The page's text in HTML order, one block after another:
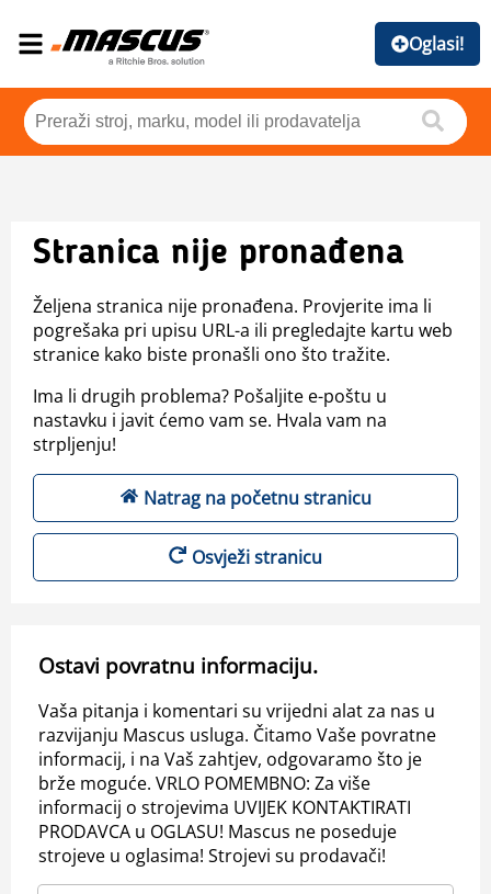
Oglasi!
Stranica nije pronađena
Željena stranica nije pronađena. Provjerite ima li
pogrešaka pri upisu URL-a ili pregledajte kartu web
stranice kako biste pronašli ono što tražite.
Ima li drugih problema? Pošaljite e-poštu u
nastavku i javit ćemo vam se. Hvala vam na
strpljenju!
Natrag na početnu stranicu
Osvježi stranicu
Ostavi povratnu informaciju.
Vaša pitanja i komentari su vrijedni alat za nas u
razvijanju Mascus usluga. Čitamo Vaše povratne
informacij, i na Vaš zahtjev, odgovaramo što je
brže moguće. VRLO POMEMBNO: Za više
informacij o strojevima UVIJEK KONTAKTIRATI
PRODAVCA u OGLASU! Mascus ne poseduje
strojeve u oglasima! Strojevi su prodavači!